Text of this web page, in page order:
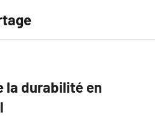
la durabilité en